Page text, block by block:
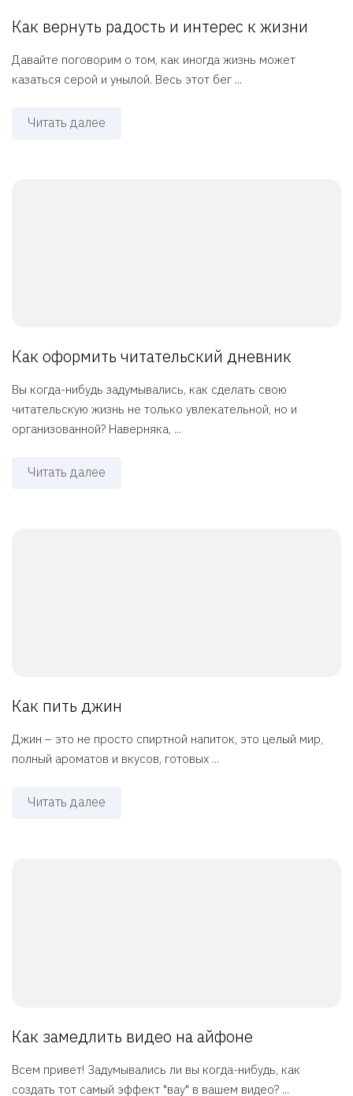
Как вернуть радость и интерес к жизни
Давайте поговорим о том, как иногда жизнь может
казаться серой и унылой. Весь этот бег ...
Читать далее
Как оформить читательский дневник
Вы когда-нибудь задумывались, как сделать свою
читательскую жизнь не только увлекательной, но и
организованной? Наверняка, ...
Читать далее
Как пить джин
Джин – это не просто спиртной напиток, это целый мир,
полный ароматов и вкусов, готовых ...
Читать далее
Как замедлить видео на айфоне
Всем привет! Задумывались ли вы когда-нибудь, как
создать тот самый эффект "вау" в вашем видео? ...